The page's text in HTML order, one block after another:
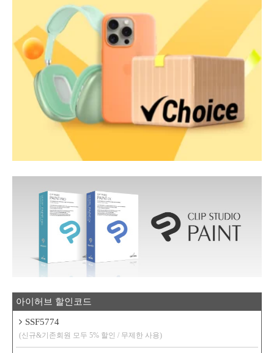
아이허브 할인코드
SSF5774
(신규&기존회원 모두 5% 할인 / 무제한 사용)